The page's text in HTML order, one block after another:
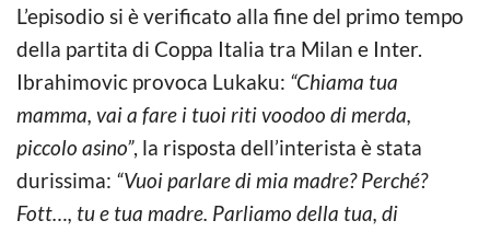
L’episodio si è verificato alla fine del primo tempo
della partita di Coppa Italia tra Milan e Inter.
Ibrahimovic provoca Lukaku: “Chiama tua
mamma, vai a fare i tuoi riti voodoo di merda,
piccolo asino”, la risposta dell’interista è stata
durissima: “Vuoi parlare di mia madre? Perché?
Fott…, tu e tua madre. Parliamo della tua, di